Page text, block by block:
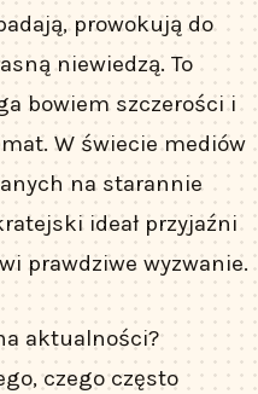
prowokują do
niewiedzą. To
bowiem szczerości i
W świecie mediów
na starannie
ideał przyjaźni
prawdziwe wyzwanie.
aktualności?
czego często